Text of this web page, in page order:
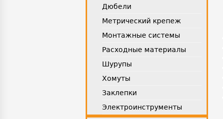
Дюбели
Метрический крепеж
Монтажные системы
Расходные материалы
Шурупы
Хомуты
Заклепки
Электроинструменты